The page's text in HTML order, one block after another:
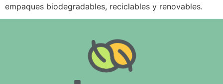
empaques biodegradables, reciclables y renovables.